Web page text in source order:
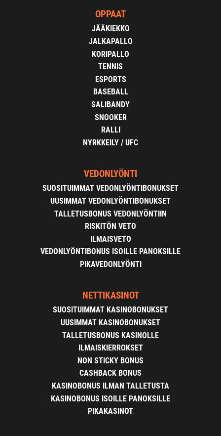
OPPAAT
JÄÄKIEKKO
JALKAPALLO
KORIPALLO
TENNIS
ESPORTS
BASEBALL
SALIBANDY
SNOOKER
RALLI
NYRKKEILY / UFC
VEDONLYÖNTI
SUOSITUIMMAT VEDONLYÖNTIBONUKSET
UUSIMMAT VEDONLYÖNTIBONUKSET
TALLETUSBONUS VEDONLYÖNTIIN
RISKITÖN VETO
ILMAISVETO
VEDONLYÖNTIBONUS ISOILLE PANOKSILLE
PIKAVEDONLYÖNTI
NETTIKASINOT
SUOSITUIMMAT KASINOBONUKSET
UUSIMMAT KASINOBONUKSET
TALLETUSBONUS KASINOLLE
ILMAISKIERROKSET
NON STICKY BONUS
CASHBACK BONUS
KASINOBONUS ILMAN TALLETUSTA
KASINOBONUS ISOILLE PANOKSILLE
PIKAKASINOT